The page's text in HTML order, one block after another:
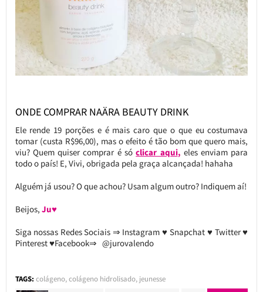
ONDE COMPRAR NAÄRA BEAUTY DRINK
Ele rende 19 porções e é mais caro que o que eu costumava
tomar (custa R$96,00), mas o efeito é tão bom que quero mais,
viu? Quem quiser comprar é sóclicar aqui, eles enviam para
todo o país! E, Vivi, obrigada pela graça alcançada! hahaha
Alguém já usou? O que achou? Usam algum outro? Indiquem aí!
Beijos, Ju♥
Siga nossas Redes Sociais ⇒ Instagram ♥ Snapchat ♥ Twitter ♥
Pinterest ♥Facebook⇒ @jurovalendo
TAGS: colágeno,colágeno hidrolisado, jeunesse